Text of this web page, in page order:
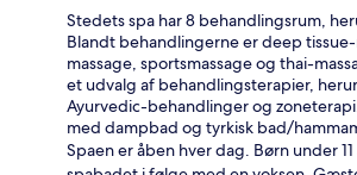
Stedets spa har 8 behandlingsrum,
Blandt behandlingerne er deep
massage, sportsmassage og thai-
et udvalg af behandlingsterapier,
Ayurvedic-behandlinger og
med dampbad og tyrkisk bad/
Spaen er åben hver dag. Børn under